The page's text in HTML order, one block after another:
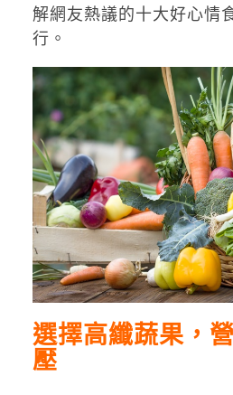
解網友熱議的十大好心情
行。
選擇高纖蔬果，
壓